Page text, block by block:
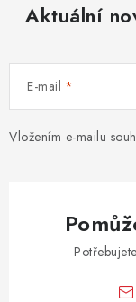
Aktuální
E-mail
Vložením e-mailu